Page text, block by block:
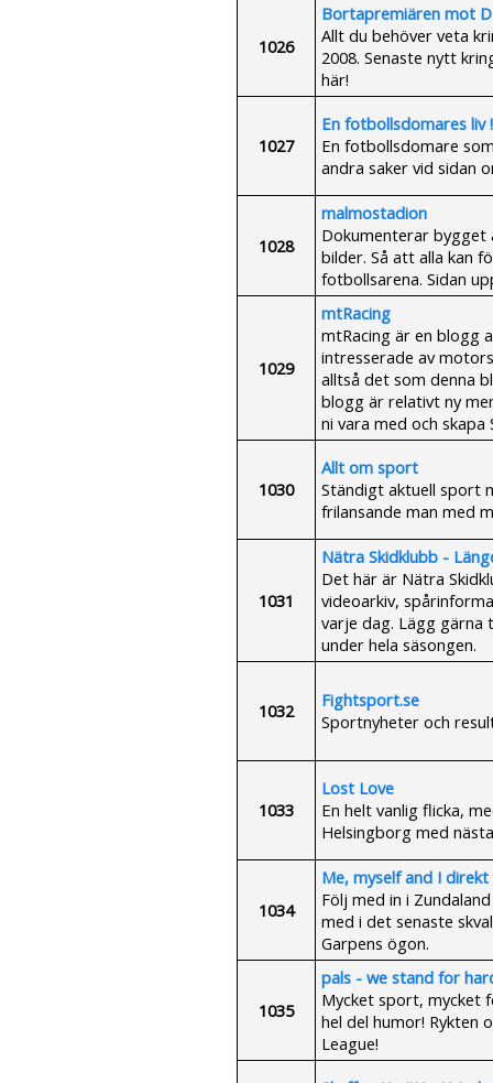
1026
Bortapremiären mot
Allt du behöver veta
2008. Senaste nytt
här!
1027
En fotbollsdomares liv !
En fotbollsdomare
andra saker vid sidan
1028
malmostadion
Dokumenterar bygget
bilder. Så att alla kan
fotbollsarena. Sidan
1029
mtRacing
mtRacing är en blogg
intresserade av
alltså det som denna
blogg är relativt ny
ni vara med och
1030
Allt om sport
Ständigt aktuell sport
frilansande man med
1031
Nätra Skidklubb -
Det här är Nätra
videoarkiv,
varje dag. Lägg gärna
under hela säsongen.
1032
Fightsport.se
Sportnyheter och
1033
Lost Love
En helt vanlig flicka,
Helsingborg med
1034
Me, myself and I
Följ med in i
med i det senaste
Garpens ögon.
1035
pals - we stand for
Mycket sport, mycket
hel del humor! Rykten
League!